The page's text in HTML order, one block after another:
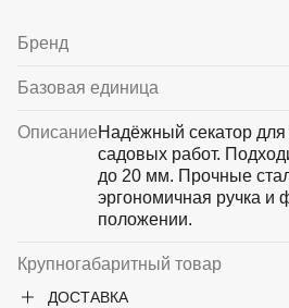
ХОЗ ТОВАРЫ
Бренд
Базовая единица
ОписаниеНадёжный секатор
садовых работ.
до 20 мм. Прочные
эргономичная ручка и
положении.
Крупногабаритный товар
ДОСТАВКА